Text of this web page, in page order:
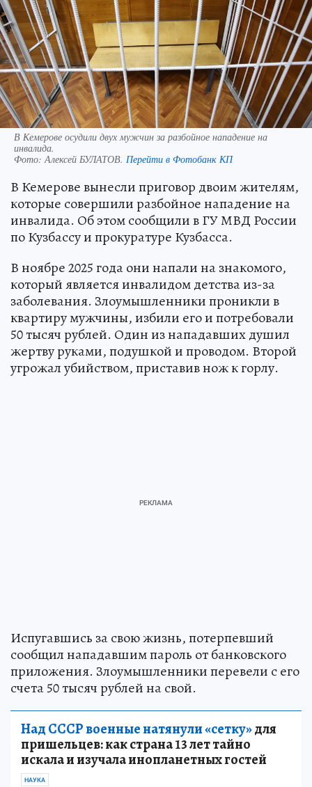
В Кемерове осудили двух мужчин за разбойное нападение на
инвалида.
Фото:Алексей БУЛАТОВ. Перейти в Фотобанк КП
В Кемерове вынесли приговор двоим жителям,
которые совершили разбойное нападение на
инвалида. Об этом сообщили в ГУ МВД России
по Кузбассу и прокуратуре Кузбасса.
В ноябре 2025 года они напали на знакомого,
который является инвалидом детства из-за
заболевания. Злоумышленники проникли в
квартиру мужчины, избили его и потребовали
50 тысяч рублей. Один из нападавших душил
жертву руками, подушкой и проводом. Второй
угрожал убийством, приставив нож к горлу.
Испугавшись за свою жизнь, потерпевший
сообщил нападавшим пароль от банковского
приложения. Злоумышленники перевели с его
счета 50 тысяч рублей на свой.
Над СССР военные натянули «сетку»для
пришельцев: как страна 13 лет тайно
искала и изучала инопланетных гостей
НАУКА